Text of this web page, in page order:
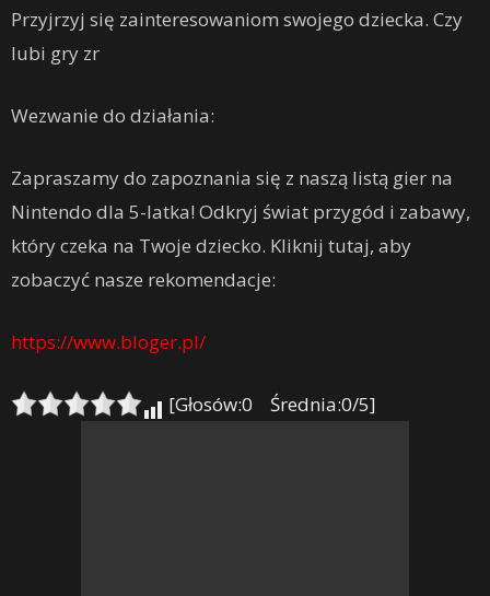
Przyjrzyj się zainteresowaniom swojego dziecka. Czy
lubi gry zr
Wezwanie do działania:
Zapraszamy do zapoznania się z naszą listą gier na
Nintendo dla 5-latka! Odkryj świat przygód i zabawy,
który czeka na Twoje dziecko. Kliknij tutaj, aby
zobaczyć nasze rekomendacje:
https://www.bloger.pl/
[Głosów:0 Średnia:0/5]